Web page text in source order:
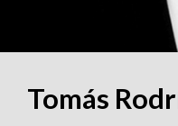
Tomás